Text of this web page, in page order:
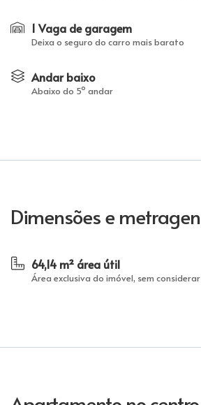
1 Vaga de garagem
Deixa o seguro do carro mais barato
Andar baixo
Abaixo do 5º andar
Dimensões e
64,14 m² área útil
Área exclusiva do imóvel, sem